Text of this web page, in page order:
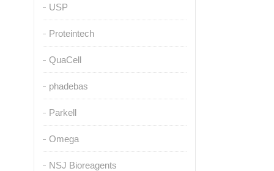
USP
Proteintech
QuaCell
phadebas
Parkell
Omega
NSJ Bioreagents